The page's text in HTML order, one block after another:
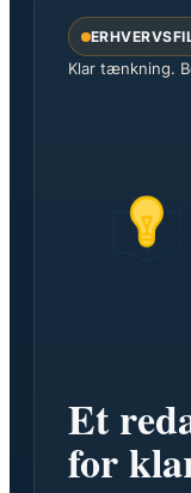
Klar tænkning.
Et
for